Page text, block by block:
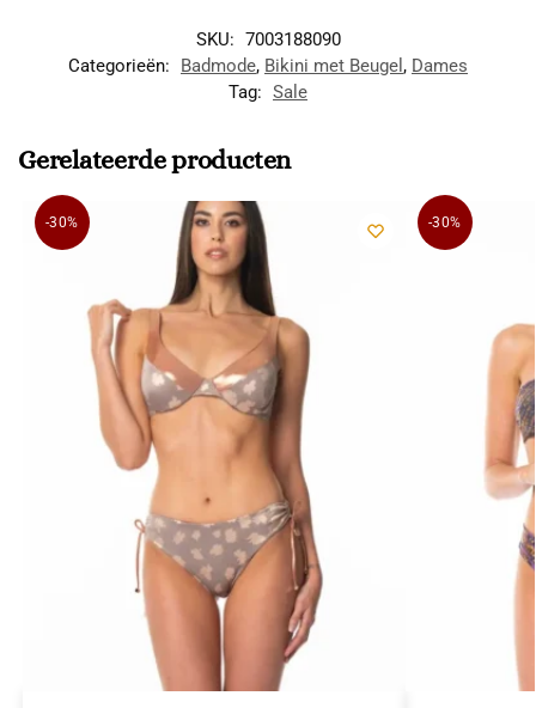
SKU: 7003188090
Categorieën:
Badmode, Bikini met Beugel , Dames
Tag: Sale
Gerelateerde producten
-30% -30%